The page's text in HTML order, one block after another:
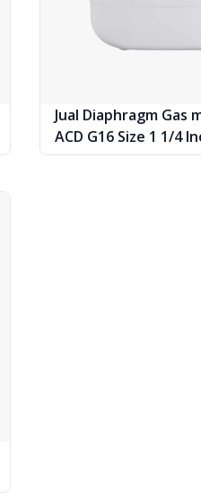
Jual Diaphragm Gas
ACD G16 Size 1 1/4